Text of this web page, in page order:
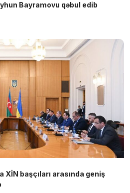
Bayramovu qəbul edib
XİN başçıları arasında geniş